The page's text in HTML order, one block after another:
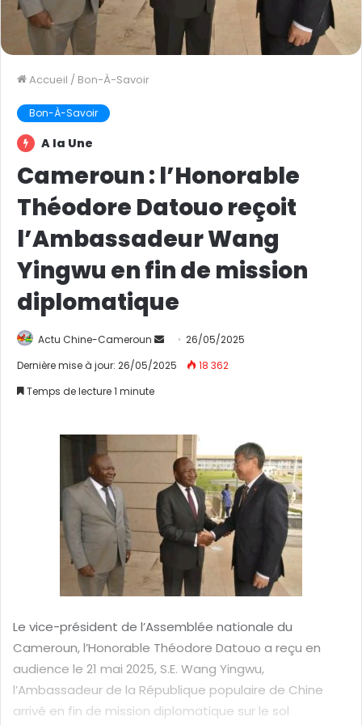
Accueil / Bon-À-Savoir
Bon-À-Savoir
A la Une
Cameroun : l’Honorable
Théodore Datouo reçoit
l’Ambassadeur Wang
Yingwu en fin de mission
diplomatique
Actu Chine-Cameroun
n
e
r
n
c
o
r
e
l
26/05/2025
Dernière mise à jour: 26/05/2025
18 362
Temps de lecture 1 minute
Le vice-président de l’Assemblée nationale du
Cameroun, l’Honorable Théodore Datouo a reçu en
audience le 21 mai 2025, S.E. Wang Yingwu,
l’Ambassadeur de la République populaire de Chine
arrivé en fin de mission diplomatique sur le sol